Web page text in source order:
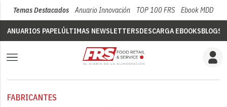
Temas Destacados Anuario Innovación TOP 100 FRS Ebook MDD
ANUARIOS PAPELÚLTIMAS NEWSLETTERSDESCARGA EBOOKSBLOGS
FABRICANTES